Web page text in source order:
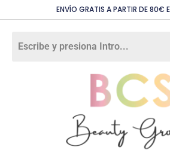
ENVÍO GRATIS A PARTIR DE 80€